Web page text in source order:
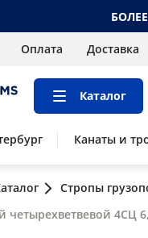
Оплата Доставка
Каталог
Канаты и
Стропы
четырехветвевой 4СЦ